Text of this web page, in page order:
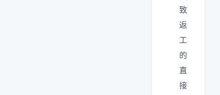
致
返
工
的
直
接